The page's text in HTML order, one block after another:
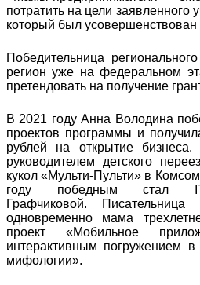
потратить на цели заявленного
который был усовершенствован
Победительница
регион уже на федеральном
претендовать на получение
В 2021 году Анна Володина
проектов программы и
рублей на открытие
руководителем детского
кукол «Мульти-Пульти» в
году победным стал IT-
Графчиковой.
одновременно мама
проект «Мобильное
интерактивным погружением
мифологии».